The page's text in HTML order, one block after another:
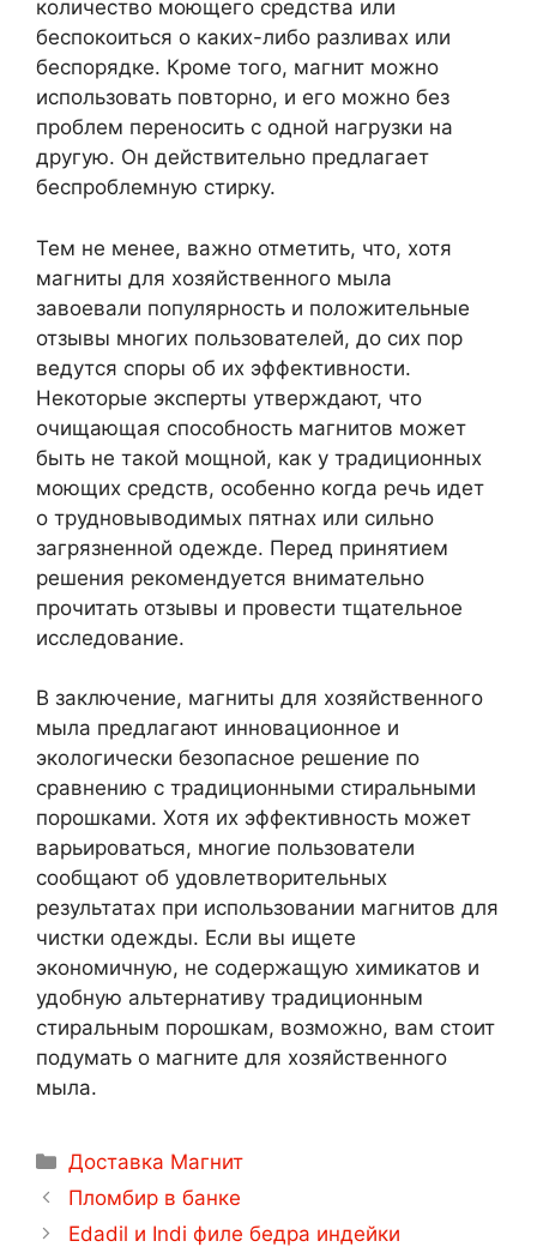
количество моющего средства или
беспокоиться о каких-либо разливах или
беспорядке. Кроме того, магнит можно
использовать повторно, и его можно без
проблем переносить с одной нагрузки на
другую. Он действительно предлагает
беспроблемную стирку.
Тем не менее, важно отметить, что, хотя
магниты для хозяйственного мыла
завоевали популярность и положительные
отзывы многих пользователей, до сих пор
ведутся споры об их эффективности.
Некоторые эксперты утверждают, что
очищающая способность магнитов может
быть не такой мощной, как у традиционных
моющих средств, особенно когда речь идет
о трудновыводимых пятнах или сильно
загрязненной одежде. Перед принятием
решения рекомендуется внимательно
прочитать отзывы и провести тщательное
исследование.
В заключение, магниты для хозяйственного
мыла предлагают инновационное и
экологически безопасное решение по
сравнению с традиционными стиральными
порошками. Хотя их эффективность может
варьироваться, многие пользователи
сообщают об удовлетворительных
результатах при использовании магнитов для
чистки одежды. Если вы ищете
экономичную, не содержащую химикатов и
удобную альтернативу традиционным
стиральным порошкам, возможно, вам стоит
подумать о магните для хозяйственного
мыла.
Рубрики
Доставка Магнит
Навигация
записи
Пломбир в банке
Edadil и Indi филе бедра индейки